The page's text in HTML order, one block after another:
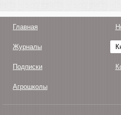
Главная
Журналы
Подписки
Агрошколы